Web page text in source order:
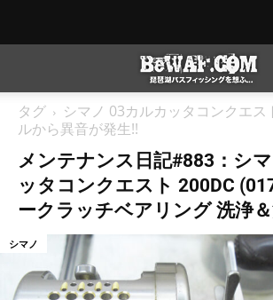
タグ
シマノ 03カルカッタコンクエス
ルから異音が発生!!
メンテナンス日記#883：シ
ッタコンクエスト 200DC
ークラッチベアリング 洗浄
シマノ